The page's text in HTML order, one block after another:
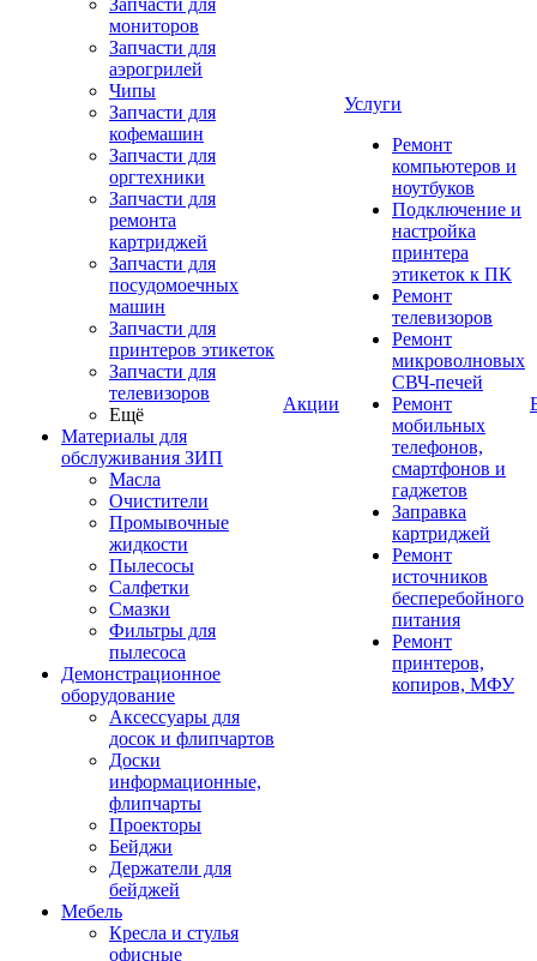
Запчасти для
мониторов
Запчасти для
аэрогрилей
Чипы
Запчасти для
кофемашин
Запчасти для
оргтехники
Запчасти для
ремонта
картриджей
Запчасти для
посудомоечных
машин
Запчасти для
принтеров этикеток
Запчасти для
телевизоров
Ещё
Материалы для
обслуживания ЗИП
Масла
Очистители
Промывочные
жидкости
Пылесосы
Салфетки
Смазки
Фильтры для
пылесоса
Демонстрационное
оборудование
Аксессуары для
досок и флипчартов
Доски
информационные,
флипчарты
Проекторы
Бейджи
Держатели для
бейджей
Мебель
Кресла и стулья
офисные
Акции
Услуги
Ремонт
компьютеров и
ноутбуков
Подключение и
настройка
принтера
этикеток к ПК
Ремонт
телевизоров
Ремонт
микроволновых
СВЧ-печей
Ремонт
мобильных
телефонов,
смартфонов и
гаджетов
Заправка
картриджей
Ремонт
источников
бесперебойного
питания
Ремонт
принтеров,
копиров, МФУ